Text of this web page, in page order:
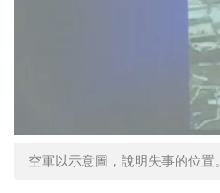
空軍以示意圖，說明失事的位置